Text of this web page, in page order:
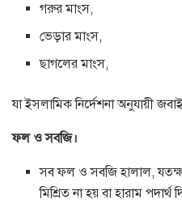
গরুর মাংস,
ভেড়ার মাংস,
ছাগলের মাংস,
যা ইসলামিক নির্দেশনা অনুযায়ী
ফল ও সবজি।
সব ফল ও সবজি হালাল,
মিশ্রিত না হয় বা হারাম পদার্থ